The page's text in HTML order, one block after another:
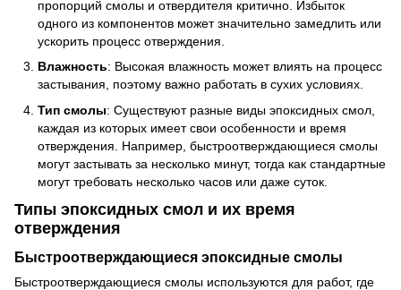
пропорций смолы и отвердителя критично. Избыток
одного из компонентов может значительно замедлить или
ускорить процесс отверждения.
Влажность: Высокая влажность может влиять на процесс
застывания, поэтому важно работать в сухих условиях.
Тип смолы: Существуют разные виды эпоксидных смол,
каждая из которых имеет свои особенности и время
отверждения. Например, быстроотверждающиеся смолы
могут застывать за несколько минут, тогда как стандартные
могут требовать несколько часов или даже суток.
Типы эпоксидных смол и их время
отверждения
Быстроотверждающиеся эпоксидные смолы
Быстроотверждающиеся смолы используются для работ, где